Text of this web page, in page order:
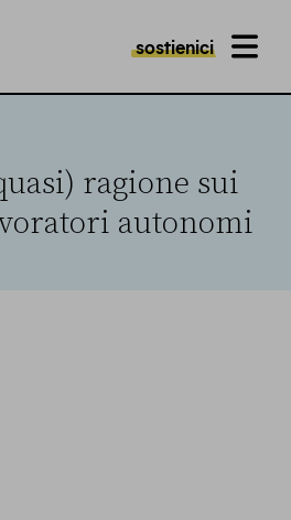
sostienici MENU
ragione sui
autonomi